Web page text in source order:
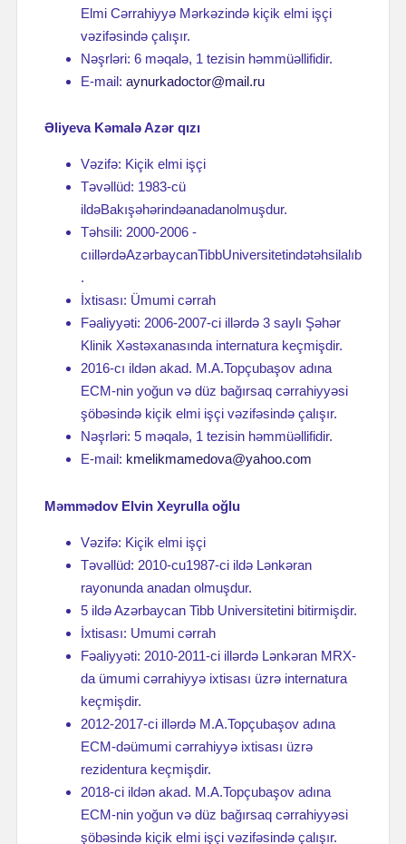
Elmi Cərrahiyyə Mərkəzində kiçik elmi işçi
vəzifəsində çalışır.
Nəşrləri: 6 məqalə, 1 tezisin həmmüəllifidir.
E-mail: aynurkadoctor@mail.ru
Əliyeva Kəmalə Azər qızı
Vəzifə: Kiçik elmi işçi
Təvəllüd: 1983-cü
ildəBakışəhərindəanadanolmuşdur.
Təhsili: 2000-2006 -
cıillərdəAzərbaycanTibbUniversitetindətəhsilalıb
.
İxtisası: Ümumi cərrah
Fəaliyyəti: 2006-2007-ci illərdə 3 saylı Şəhər
Klinik Xəstəxanasında internatura keçmişdir.
2016-cı ildən akad. M.A.Topçubaşov adına
ECM-nin yoğun və düz bağırsaq cərrahiyyəsi
şöbəsində kiçik elmi işçi vəzifəsində çalışır.
Nəşrləri: 5 məqalə, 1 tezisin həmmüəllifidir.
E-mail: kmelikmamedova@yahoo.com
Məmmədov Elvin Xeyrulla oğlu
Vəzifə: Kiçik elmi işçi
Təvəllüd: 2010-cu1987-ci ildə Lənkəran
rayonunda anadan olmuşdur.
5 ildə Azərbaycan Tibb Universitetini bitirmişdir.
İxtisası: Umumi cərrah
Fəaliyyəti: 2010-2011-ci illərdə Lənkəran MRX-
da ümumi cərrahiyyə ixtisası üzrə internatura
keçmişdir.
2012-2017-ci illərdə M.A.Topçubaşov adına
ECM-dəümumi cərrahiyyə ixtisası üzrə
rezidentura keçmişdir.
2018-ci ildən akad. M.A.Topçubaşov adına
ECM-nin yoğun və düz bağırsaq cərrahiyyəsi
şöbəsində kiçik elmi işçi vəzifəsində çalışır.